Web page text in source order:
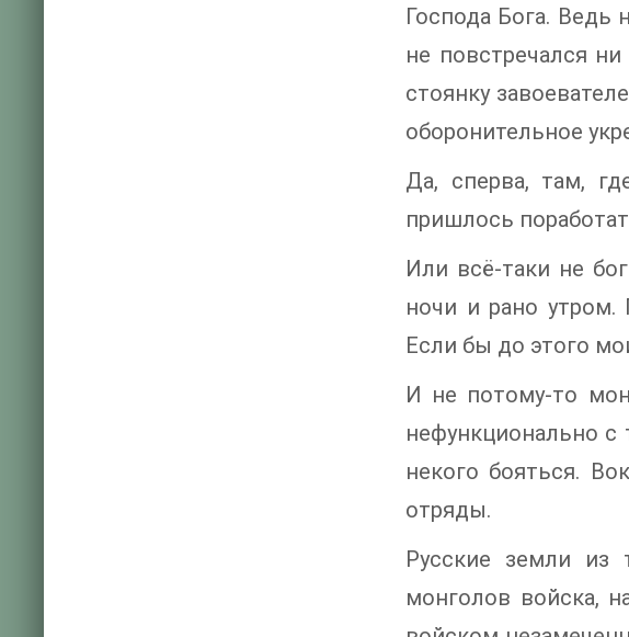
Господа Бога. Ведь
не повстречался
стоянку
оборонительное
Да, сперва, там,
пришлось
Или всё-таки не
ночи и рано
Если бы до этого
И не потому-то
нефункционально с
некого бояться.
отряды.
Русские земли из
монголов войска,